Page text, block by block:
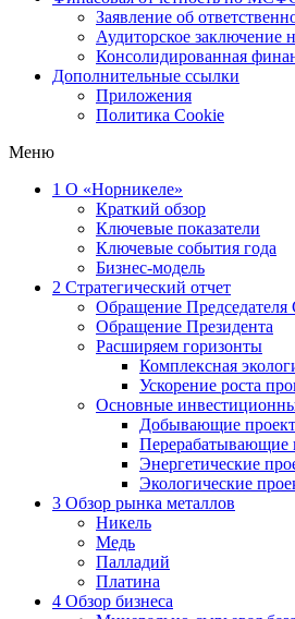
Заявление об
Аудиторское заключение
Консолидированная
Дополнительные ссылки
Приложения
Политика Cookie
Меню
1 О «Норникеле»
Краткий обзор
Ключевые показатели
Ключевые события года
Бизнес-модель
2 Стратегический отчет
Обращение Председателя
Обращение Президента
Расширяем горизонты
Комплексная
Ускорение роста
Основные
Добывающие
Перерабатывающие
Энергетические
Экологические
3 Обзор рынка металлов
Никель
Медь
Палладий
Платина
4 Обзор бизнеса